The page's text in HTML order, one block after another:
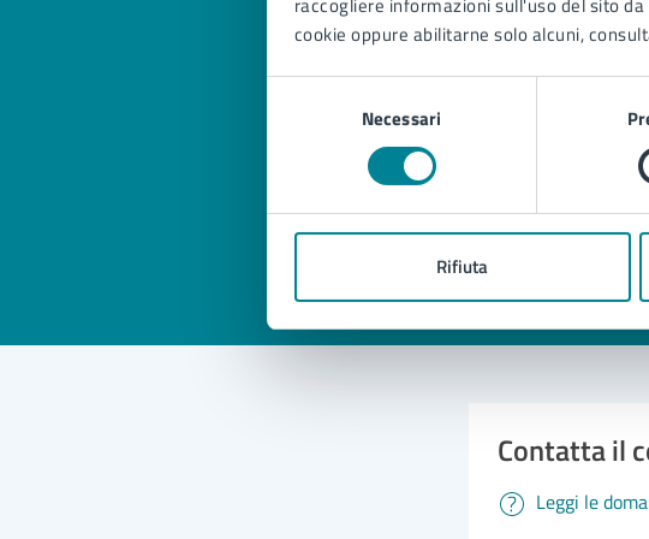
cookie oppure abilitarne solo alcuni,
Necessari
Rifiuta
Quanto
Valuta
Valuta 3
Valuta 2 stelle
Valuta 1 stelle su 5
Contatta il
Leggi le